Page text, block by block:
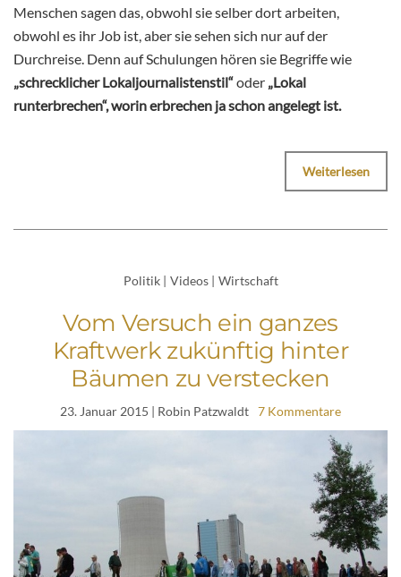
Menschen sagen das, obwohl sie selber dort arbeiten,
obwohl es ihr Job ist, aber sie sehen sich nur auf der
Durchreise. Denn auf Schulungen hören sie Begriffe wie
„schrecklicher Lokaljournalistenstil“oder „Lokal
runterbrechen“, worin erbrechen ja schon angelegt ist.
Weiterlesen
Politik | Videos | Wirtschaft
Vom Versuch ein ganzes
Kraftwerk zukünftig hinter
Bäumen zu verstecken
23. Januar 2015 | Robin Patzwaldt 7 Kommentare